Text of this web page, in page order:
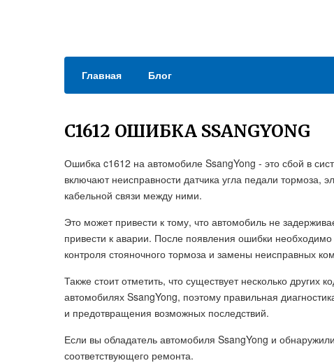
Главная Блог
C1612 ОШИБКА SSANGYONG
Ошибка c1612 на автомобиле SsangYong - это сбой в
включают неисправности датчика угла педали тормоза,
кабельной связи между ними.
Это может привести к тому, что автомобиль не
привести к аварии. После появления ошибки необходимо
контроля стояночного тормоза и замены неисправных
Также стоит отметить, что существует несколько
автомобилях SsangYong, поэтому правильная
и предотвращения возможных последствий.
Если вы обладатель автомобиля SsangYong и
соответствующего ремонта.